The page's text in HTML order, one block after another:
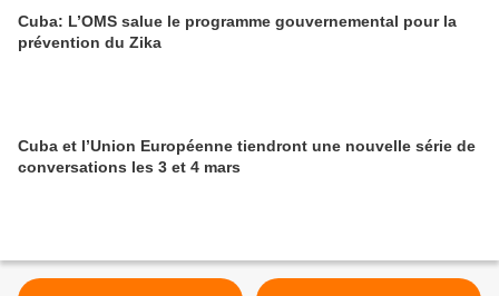
Cuba: L’OMS salue le programme gouvernemental pour la
prévention du Zika
Cuba et l’Union Européenne tiendront une nouvelle série de
conversations les 3 et 4 mars